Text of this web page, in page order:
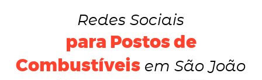
Redes Sociais
para Postos de
Combustíveis em São João